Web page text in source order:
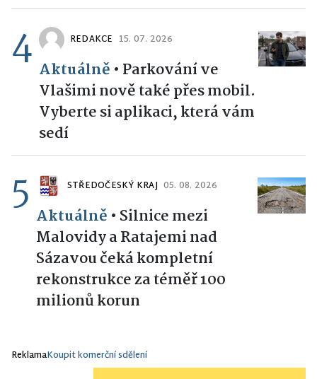
4 REDAKCE 15. 07. 2026
Aktuálně • Parkování ve
Vlašimi nově také přes mobil.
Vyberte si aplikaci, která vám
sedí
5 STŘEDOČESKÝ KRAJ 05. 08. 2026
Aktuálně • Silnice mezi
Malovidy a Ratajemi nad
Sázavou čeká kompletní
rekonstrukce za téměř 100
milionů korun
ReklamaKoupit komerční sdělení